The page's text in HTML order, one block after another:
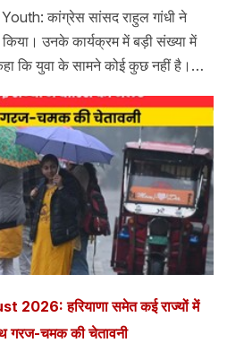
कांग्रेस सांसद राहुल गांधी ने
उनके कार्यक्रम में बड़ी संख्या में
कि युवा के सामने कोई कुछ नहीं है।
सामना किया और डर को हटाया है।
हरियाणा समेत कई राज्यों में
गरज-चमक की चेतावनी